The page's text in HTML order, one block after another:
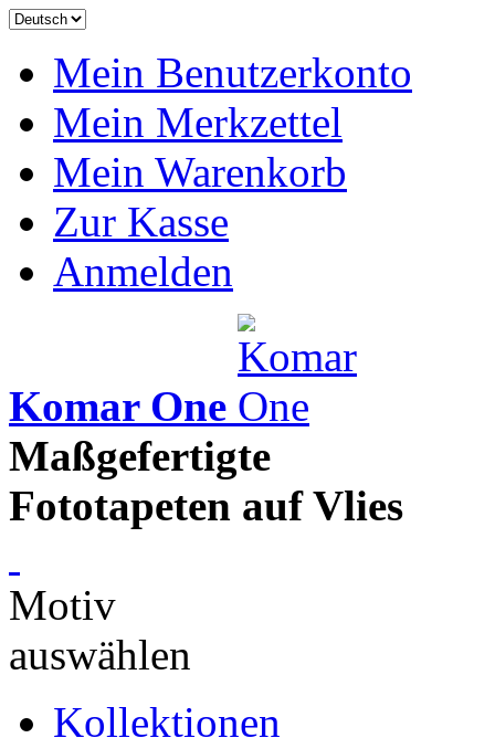
Mein Benutzerkonto
Mein Merkzettel
Mein Warenkorb
Zur Kasse
Anmelden
Komar One
Maßgefertigte
Fototapeten auf Vlies
Motiv
auswählen
Kollektionen